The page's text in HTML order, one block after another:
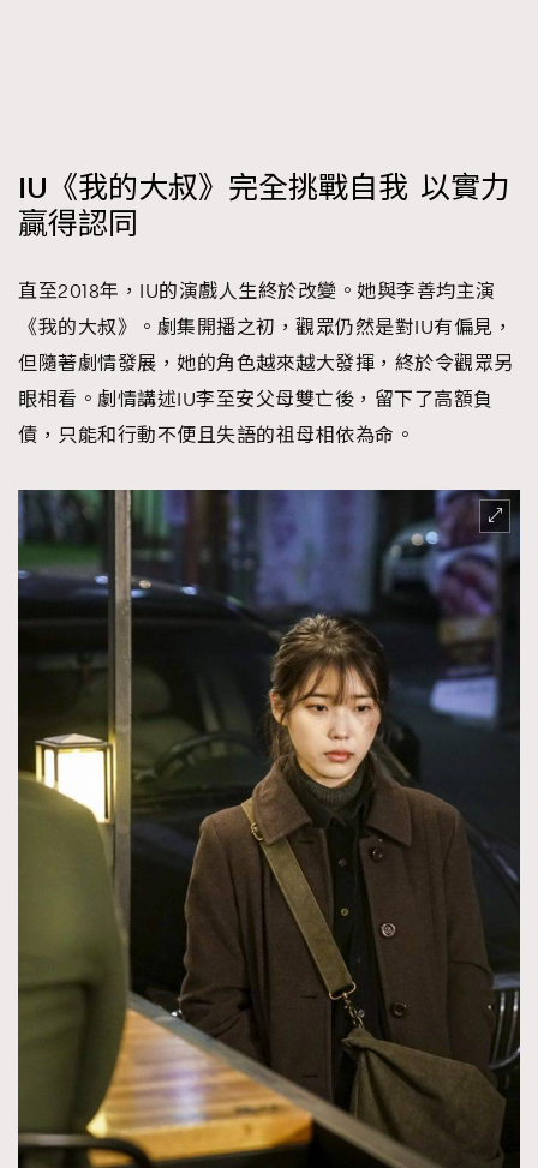
IU《我的大叔》完全挑戰自我 以實力
贏得認同
直至2018年，IU的演戲人生終於改變。她與李善均主演
《我的大叔》。劇集開播之初，觀眾仍然是對IU有偏見，
但隨著劇情發展，她的角色越來越大發揮，終於令觀眾另
眼相看。劇情講述IU李至安父母雙亡後，留下了高額負
債，只能和行動不便且失語的祖母相依為命。